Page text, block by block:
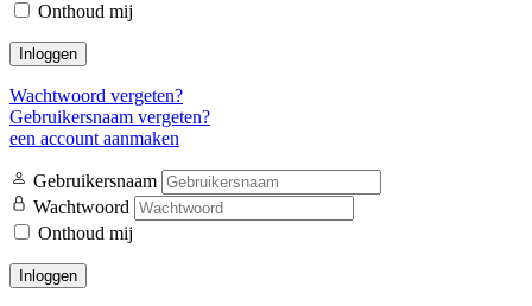
Onthoud mij
Inloggen
Wachtwoord vergeten?
Gebruikersnaam vergeten?
een account aanmaken
Gebruikersnaam
Wachtwoord
Onthoud mij
Inloggen